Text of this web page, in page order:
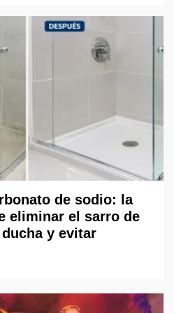
de sodio: la
eliminar el sarro de
y evitar